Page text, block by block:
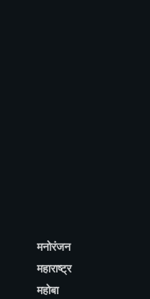
मनोरंजन
महाराष्ट्र
महोबा